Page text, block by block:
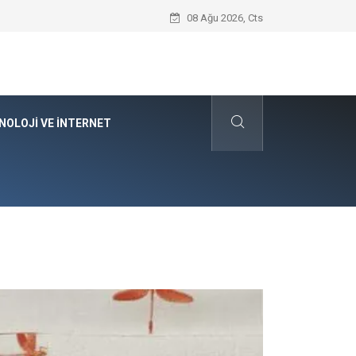
Kyocera Yazıcı Teknolojilerinin
08 Ağu 2026, Cts
VE İNTERNET